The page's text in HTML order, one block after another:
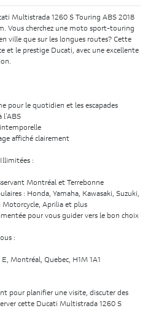
Multistrada 1260 S Touring ABS 2018
Vous cherchez une moto sport-touring
ville que sur les longues routes? Cette
et le prestige Ducati, avec une excellente
pour le quotidien et les escapades
l’ABS
affiché clairement
:
Montréal et Terrebonne
: Honda, Yamaha, Kawasaki, Suzuki,
Motorcycle, Aprilia et plus
pour vous guider vers le bon choix
:
Montréal, Quebec, H1M 1A1
pour planifier une visite, discuter des
cette Ducati Multistrada 1260 S